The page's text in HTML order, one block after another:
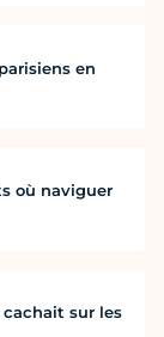
en
où naviguer
cachait sur les